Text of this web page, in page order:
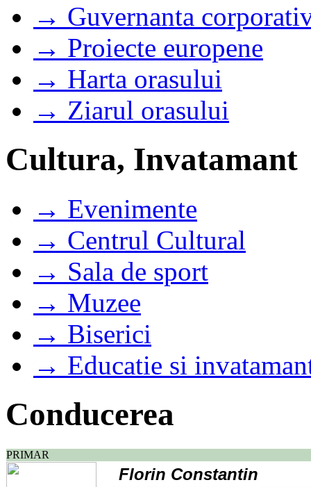
→ Guvernanta
→ Proiecte europene
→ Harta orasului
→ Ziarul orasului
Cultura, Invatamant
→ Evenimente
→ Centrul Cultural
→ Sala de sport
→ Muzee
→ Biserici
→ Educatie si
Conducerea
PRIMAR
Florin Constantin